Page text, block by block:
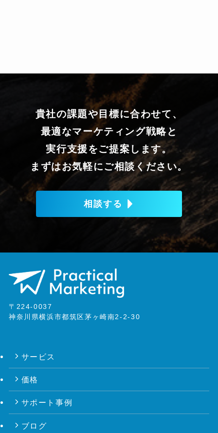
貴社の課題や目標に合わせて、
最適なマーケティング戦略と
実行支援をご提案します。
まずはお気軽にご相談ください。
相談する
〒224-0037
神奈川県横浜市都筑区茅ヶ崎南2-2-30
サービス
価格
サポート事例
ブログ